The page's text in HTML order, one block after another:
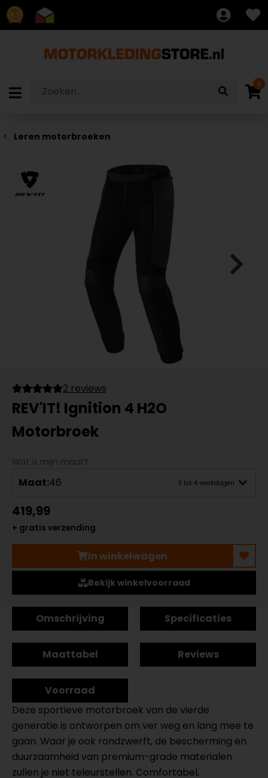
8.7
0
Leren motorbroeken
2 reviews
REV'IT! Ignition 4 H2O
Motorbroek
Wat is mijn maat?
Maat:46 3 tot 4 werkdagen
419,99
+ gratis verzending
In winkelwagen
Bekijk winkelvoorraad
Omschrijving Specificaties
Maattabel Reviews
Voorraad
Deze sportieve motorbroek van de vierde
generatie is ontworpen om ver weg en lang mee te
gaan. Waar je ook rondzwerft, de bescherming en
duurzaamheid van premium-grade materialen
zullen je niet teleurstellen. Comfortabel,